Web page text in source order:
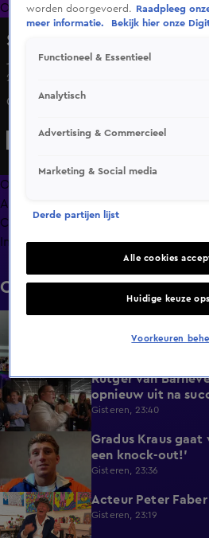
OranjezomerLivestreamsShop
Shownieuws
Johan Derksen boos op Wilfred
20 jan 2025, 15:55
Om deze reden is Johan Derksen
Overzicht
Afleveringen
Clips
Info
Clips
BN'ers reageren
Gisteren, 23:41
1:29
Rutger van
opnieuw uit na
Gisteren, 23:40
Gradus Kraus
een knock-out!'
Gisteren, 23:36
2:11 Acteur Peter
Gisteren, 23:19
worden doorgevoerd.
Raadpleeg
meer informatie.
Bekijk hier onze
Functioneel & Essentieel
Analytisch
Advertising & Commercieel
Marketing & Social media
Derde partijen lijst
Alle cookies
Huidige keuze
Voorkeuren